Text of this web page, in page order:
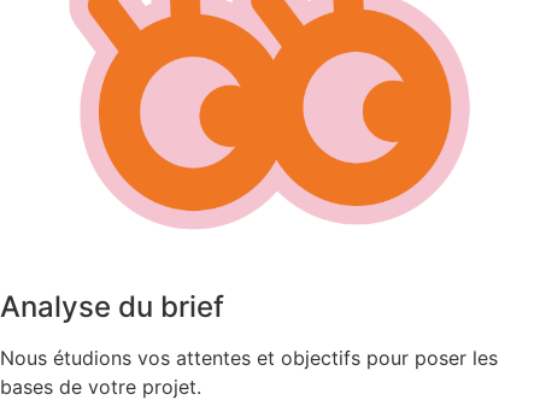
Analyse du brief
Nous étudions vos attentes et objectifs pour poser les
bases de votre projet.